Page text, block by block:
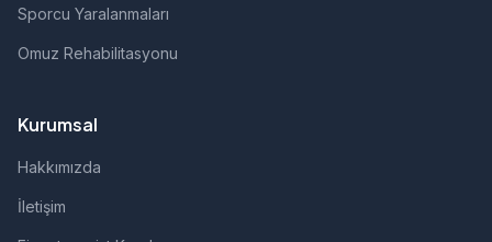
Sporcu Yaralanmaları
Omuz Rehabilitasyonu
Kurumsal
Hakkımızda
İletişim